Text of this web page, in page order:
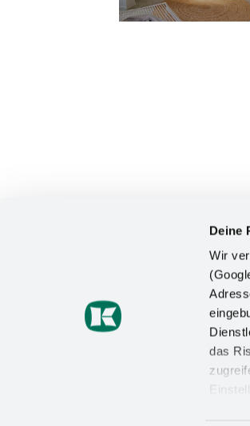
Deine
Wir
das
Kesseböhmer Holding
Mindener Straße 208
49152 Bad Essen